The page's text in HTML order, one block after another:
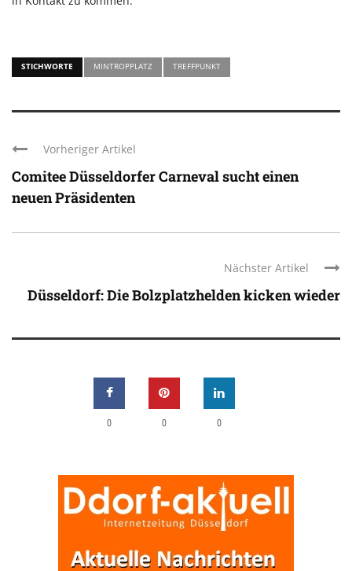
STICHWORTE MINTROPPLATZ TREFFPUNKT
Vorheriger Artikel
Comitee Düsseldorfer Carneval sucht einen
neuen Präsidenten
Nächster Artikel
Düsseldorf: Die Bolzplatzhelden kicken wieder
0 0 0